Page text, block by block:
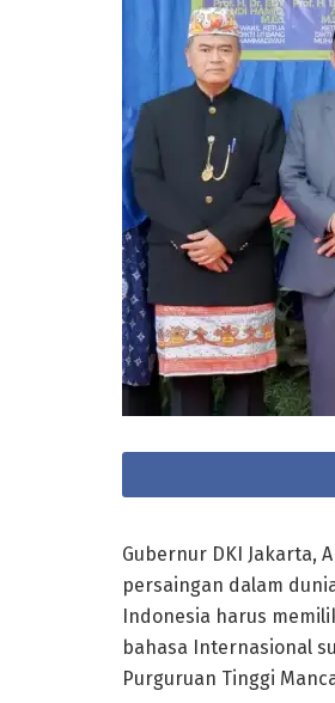
Gubernur DKI Jakarta,
persaingan dalam
Indonesia harus
bahasa Internasional
Purguruan Tinggi